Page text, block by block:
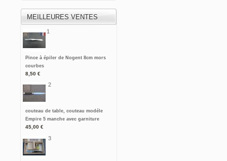
MEILLEURES VENTES
1
Pince à épiler de Nogent 8cm mors
courbes
8,50 €
2
couteau de table, couteau modéle
Empire 5 manche avec garniture
45,00 €
3